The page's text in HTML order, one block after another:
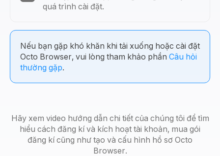
quá trình cài đặt.
Nếu bạn gặp khó khăn khi tải xuống hoặc cài đặt
Octo Browser, vui lòng tham khảo phần Câu hỏi
thường gặp.
Hãy xem video hướng dẫn chi tiết của chúng tôi để tìm
hiểu cách đăng kí và kích hoạt tài khoản, mua gói
đăng kí cũng như tạo và cấu hình hồ sơ Octo
Browser.